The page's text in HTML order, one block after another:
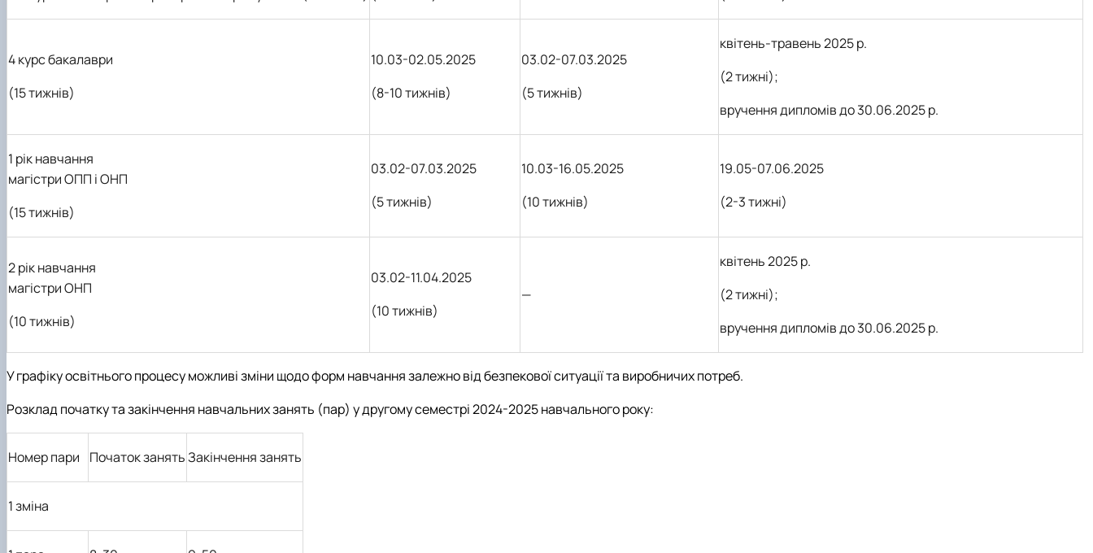
4 курс бакалаври
(15 тижнів)
10.03-02.05.2025
(8-10 тижнів)
03.02-07.03.2025
(5 тижнів)
квітень-травень 2025 р.
(2 тижні);
вручення дипломів до 30.06.2025 р.
1 рік навчання
магістри ОПП і ОНП
(15 тижнів)
03.02-07.03.2025
(5 тижнів)
10.03-16.05.2025
(10 тижнів)
19.05-07.06.2025
(2-3 тижні)
2 рік навчання
магістри ОНП
(10 тижнів)
03.02-11.04.2025
(10 тижнів)
—
квітень 2025 р.
(2 тижні);
вручення дипломів до 30.06.2025 р.
У графіку освітнього процесу можливі зміни щодо форм навчання залежно від безпекової ситуації та виробничих потреб.
Розклад початку та закінчення навчальних занять (пар) у другому семестрі 2024-2025 навчального року:
Номер пари Початок занятьЗакінчення занять
1 зміна